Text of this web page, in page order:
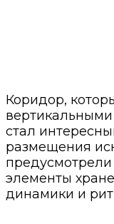
Коридор,
стал
размещения
предусмотрели
элементы
динамики и